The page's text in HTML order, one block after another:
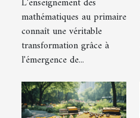
des
mathématiques
au primaire
mathématiques au primaire
connaît une véritable
transformation grâce à
l'émergence de...